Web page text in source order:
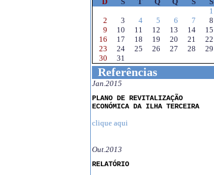
1
2
3 4 5 6 7
8
9
10 11 12 13 14
15
16
17 18 19 20 21
22
23
24 25 26 27 28
29
30
31
Referências
Jan.2015
PLANO DE REVITALIZAÇÃO
ECONÓMICA DA ILHA TERCEIRA
clique aqui
Out.2013
RELATÓRIO